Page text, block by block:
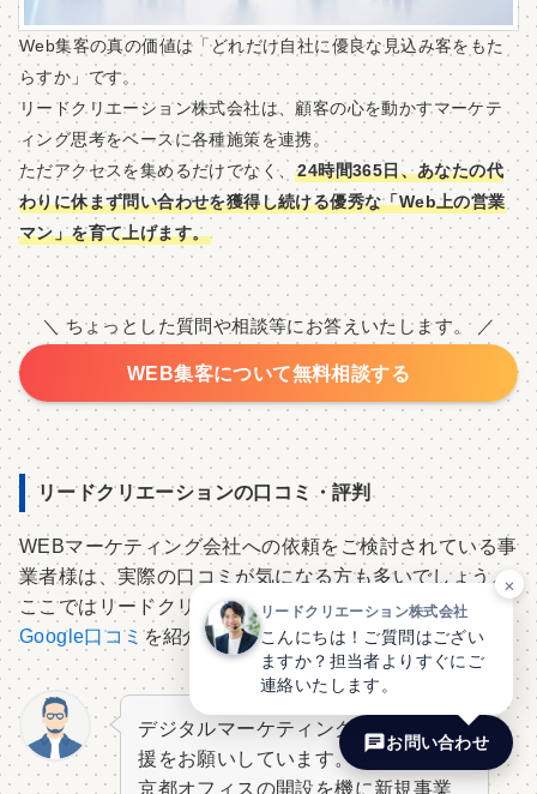
Web集客の真の価値は「どれだけ自社に優良な見込み客をもた
らすか」です。
リードクリエーション株式会社は、顧客の心を動かすマーケテ
ィング思考をベースに各種施策を連携。
ただアクセスを集めるだけでなく、24時間365日、あなたの代
わりに休まず問い合わせを獲得し続ける優秀な「Web上の営業
マン」を育て上げます。
＼ ちょっとした質問や相談等にお答えいたします。 ／
WEB集客について無料相談する
リードクリエーションの口コミ・評判
WEBマーケティング会社への依頼をご検討されている事
業者様は、実際の口コミが気になる方も多いでしょう。
ここではリードクリエーション株式会社のリアルな
Google口コミを紹介します。
デジタルマーケティングにおける支
援をお願いしています。
京都オフィスの開設を機に新規事業
×
リードクリエーション株式会社
こんにちは！ご質問はござい
ますか？担当者よりすぐにご
連絡いたします。
お問い合わせ